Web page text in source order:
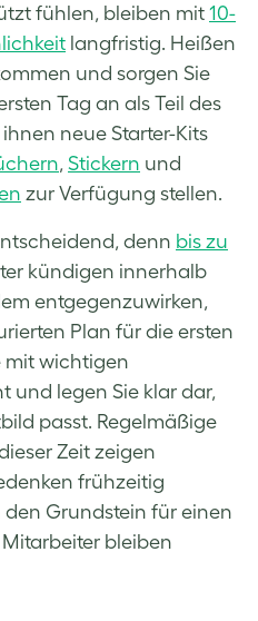
fühlen, bleiben mit 10-
langfristig. Heißen
und sorgen Sie
Tag an als Teil des
neue Starter-Kits
, Stickern und
zur Verfügung stellen.
denn bis zu
kündigen innerhalb
entgegenzuwirken,
Plan für die ersten
mit wichtigen
und legen Sie klar dar,
passt. Regelmäßige
Zeit zeigen
frühzeitig
Grundstein für einen
bleiben